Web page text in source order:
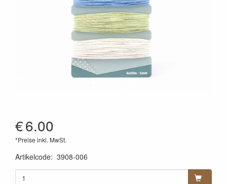
€6.00
*Preise inkl. MwSt.
Artikelcode: 3908-006